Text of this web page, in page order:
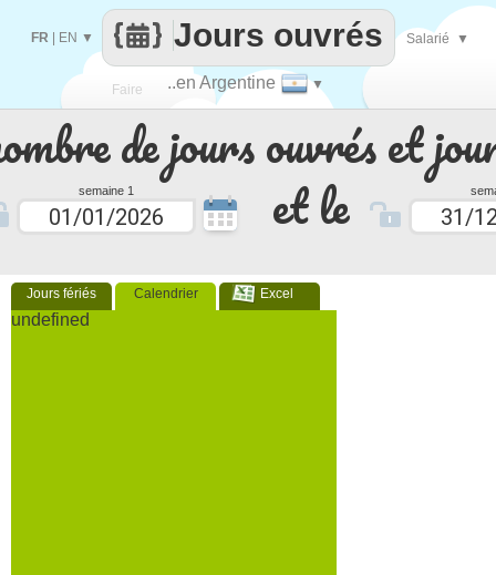
de jours ouvrés et
semaine 1 et le
Jours fériés Calendrier Excel
undefined
Faire
que
..en Argentine ▼
Jours ouvrés
FR EN ▼ Salarié ▼